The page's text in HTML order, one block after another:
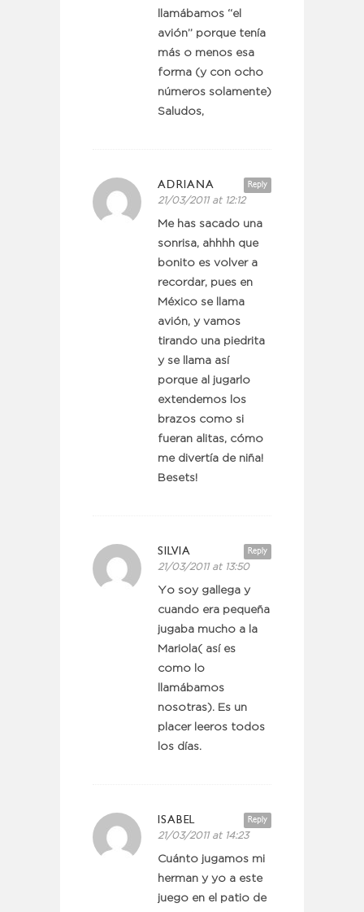
llamábamos “el
avión” porque tenía
más o menos esa
forma (y con ocho
números solamente)
Saludos,
Reply
ADRIANA
21/03/2011 at 12:12
Me has sacado una
sonrisa, ahhhh que
bonito es volver a
recordar, pues en
México se llama
avión, y vamos
tirando una piedrita
y se llama así
porque al jugarlo
extendemos los
brazos como si
fueran alitas, cómo
me divertía de niña!
Besets!
Reply
SILVIA
21/03/2011 at 13:50
Yo soy gallega y
cuando era pequeña
jugaba mucho a la
Mariola( así es
como lo
llamábamos
nosotras). Es un
placer leeros todos
los días.
Reply
ISABEL
21/03/2011 at 14:23
Cuánto jugamos mi
herman y yo a este
juego en el patio de